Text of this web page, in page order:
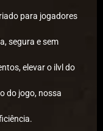
para jogadores
segura e sem
elevar o ilvl do
do jogo, nossa